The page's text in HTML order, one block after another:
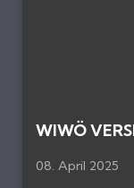
WIWÖ
08. April 2025